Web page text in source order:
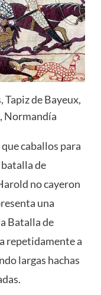
Tapiz de Bayeux,
Normandía
caballos para
de
no cayeron
una
Batalla de
repetidamente a
largas hachas